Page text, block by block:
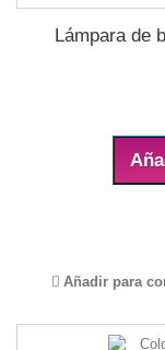
Lámpara de
Añadir para